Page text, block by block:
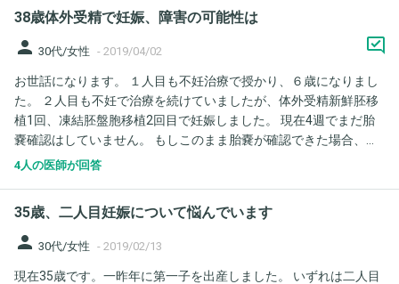
石をもっていますが、右脇腹の痛みは胆石のせいなのか、妊娠の
せいなのか、どっちなんでしょうか？ 下腹部の痛みもあるし、子
38歳体外受精で妊娠、障害の可能性は
person 30代/女性 - 2019/04/02
お世話になります。 １人目も不妊治療で授かり、６歳になりまし
た。 ２人目も不妊で治療を続けていましたが、体外受精新鮮胚移
植1回、凍結胚盤胞移植2回目で妊娠しました。 現在4週でまだ胎
嚢確認はしていません。 もしこのまま胎嚢が確認できた場合、出
産の時には39歳です。 40歳で出産の場合、ダウン症の確率は100
4人の医師が回答
35歳、二人目妊娠について悩んでいます
person 30代/女性 - 2019/02/13
現在35歳です。一昨年に第一子を出産しました。 いずれは二人目